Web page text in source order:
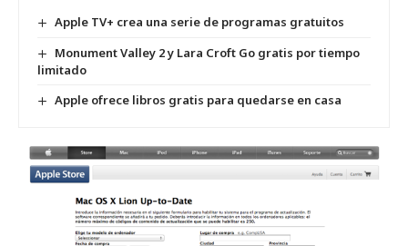
Apple TV+ crea una serie de programas gratuitos
Monument Valley 2 y Lara Croft Go gratis por tiempo
limitado
Apple ofrece libros gratis para quedarse en casa